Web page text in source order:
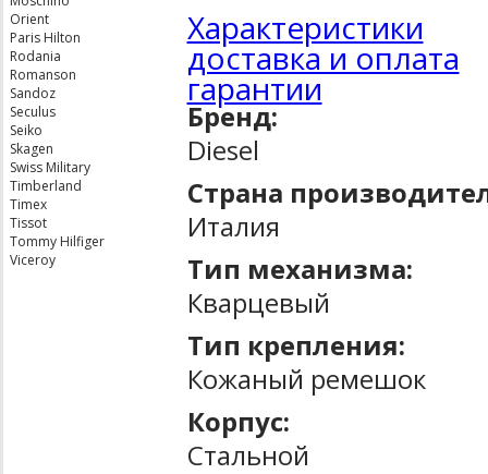
Orient
Paris Hilton
Rodania
Romanson
Sandoz
Seculus
Seiko
Skagen
Swiss Military
Timberland
Timex
Tissot
Tommy Hilfiger
Viceroy
Характеристики
доставка и оплата
гарантии
Бренд:
Diesel
Страна
Италия
Тип механизма:
Кварцевый
Тип крепления:
Кожаный ремешок
Корпус:
Стальной